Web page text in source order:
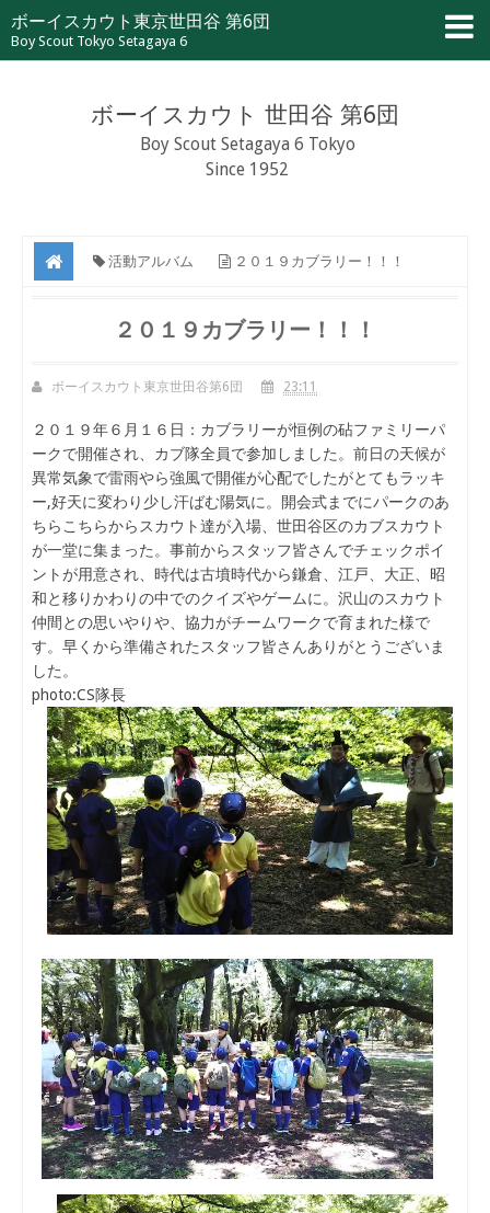
ボーイスカウト東京世田谷 第6団
Boy Scout Tokyo Setagaya 6
ボーイスカウト 世田谷 第6団
Boy Scout Setagaya 6 Tokyo
Since 1952
活動アルバム ２０１９カブラリー！！！
２０１９カブラリー！！！
ボーイスカウト東京世田谷第6団 23:11
２０１９年６月１６日：カブラリーが恒例の砧ファミリーパ
ークで開催され、カブ隊全員で参加しました。前日の天候が
異常気象で雷雨やら強風で開催が心配でしたがとてもラッキ
ー,好天に変わり少し汗ばむ陽気に。開会式までにパークのあ
ちらこちらからスカウト達が入場、世田谷区のカブスカウト
が一堂に集まった。事前からスタッフ皆さんでチェックポイ
ントが用意され、時代は古墳時代から鎌倉、江戸、大正、昭
和と移りかわりの中でのクイズやゲームに。沢山のスカウト
仲間との思いやりや、協力がチームワークで育まれた様で
す。早くから準備されたスタッフ皆さんありがとうございま
した。
photo:CS隊長